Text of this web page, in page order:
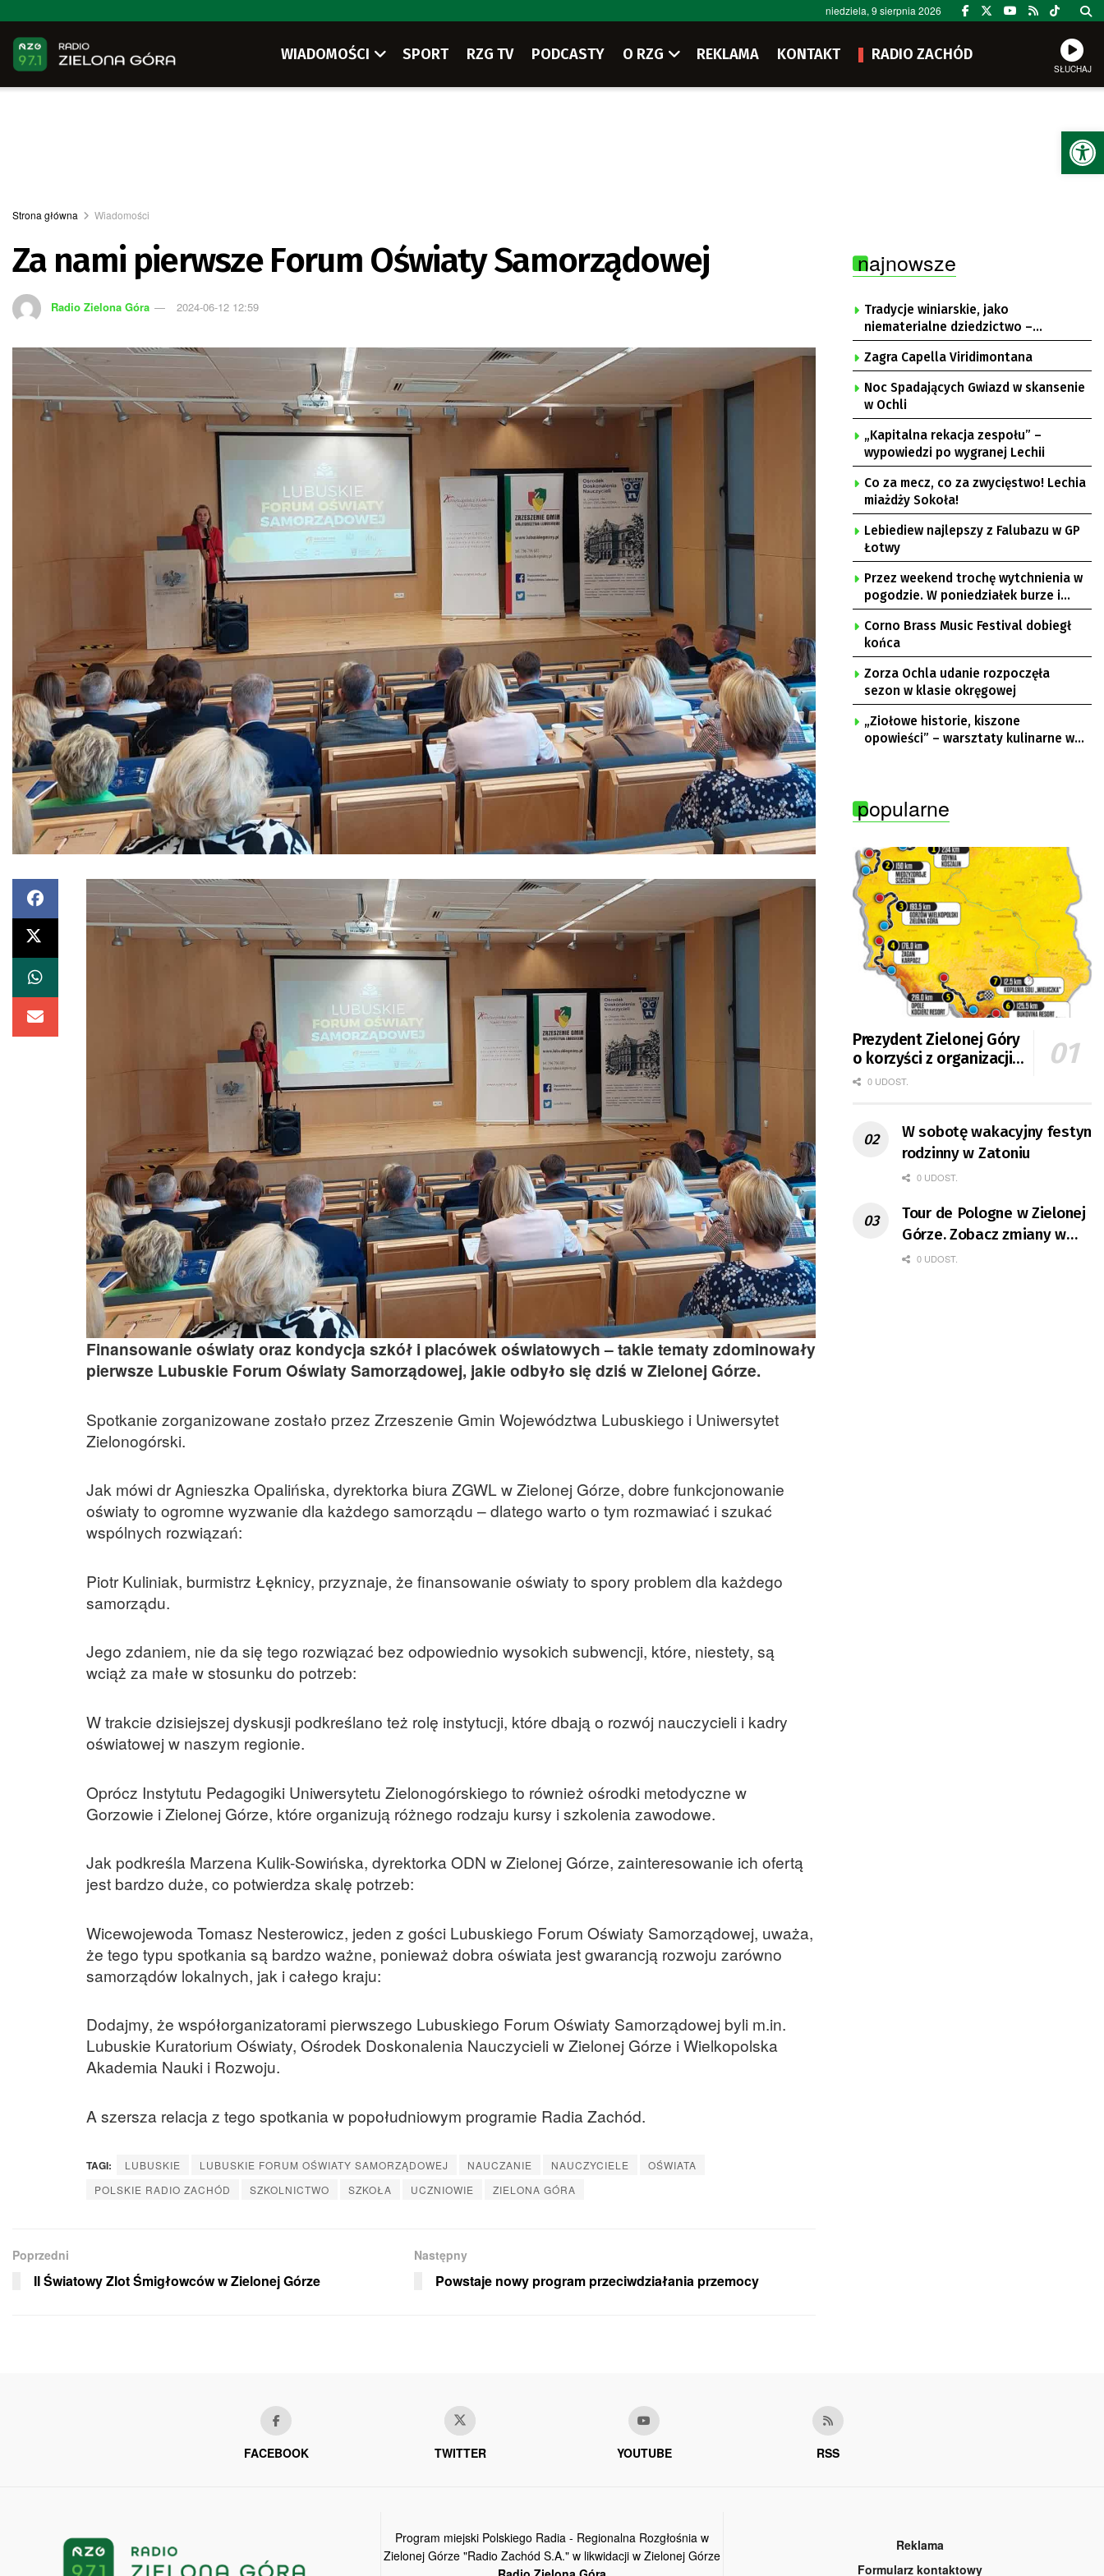
niedziela, 9 sierpnia 2026
WIADOMOŚCI SPORT RZG TV PODCASTY O RZG REKLAMA KONTAKT RADIO ZACHÓD
SŁUCHAJ
Strona główna Wiadomości
Za nami pierwsze Forum Oświaty Samorządowej
Radio Zielona Góra 2024-06-12 12:59
Finansowanie oświaty oraz kondycja szkół i placówek oświatowych – takie tematy zdominowały
pierwsze Lubuskie Forum Oświaty Samorządowej, jakie odbyło się dziś w Zielonej Górze.
Spotkanie zorganizowane zostało przez Zrzeszenie Gmin Województwa Lubuskiego i Uniwersytet
Zielonogórski.
Jak mówi dr Agnieszka Opalińska, dyrektorka biura ZGWL w Zielonej Górze, dobre funkcjonowanie
oświaty to ogromne wyzwanie dla każdego samorządu – dlatego warto o tym rozmawiać i szukać
wspólnych rozwiązań:
Piotr Kuliniak, burmistrz Łęknicy, przyznaje, że finansowanie oświaty to spory problem dla każdego
samorządu.
Jego zdaniem, nie da się tego rozwiązać bez odpowiednio wysokich subwencji, które, niestety, są
wciąż za małe w stosunku do potrzeb:
W trakcie dzisiejszej dyskusji podkreślano też rolę instytucji, które dbają o rozwój nauczycieli i kadry
oświatowej w naszym regionie.
Oprócz Instytutu Pedagogiki Uniwersytetu Zielonogórskiego to również ośrodki metodyczne w
Gorzowie i Zielonej Górze, które organizują różnego rodzaju kursy i szkolenia zawodowe.
Jak podkreśla Marzena Kulik-Sowińska, dyrektorka ODN w Zielonej Górze, zainteresowanie ich ofertą
jest bardzo duże, co potwierdza skalę potrzeb:
Wicewojewoda Tomasz Nesterowicz, jeden z gości Lubuskiego Forum Oświaty Samorządowej, uważa,
że tego typu spotkania są bardzo ważne, ponieważ dobra oświata jest gwarancją rozwoju zarówno
samorządów lokalnych, jak i całego kraju:
Dodajmy, że współorganizatorami pierwszego Lubuskiego Forum Oświaty Samorządowej byli m.in.
Lubuskie Kuratorium Oświaty, Ośrodek Doskonalenia Nauczycieli w Zielonej Górze i Wielkopolska
Akademia Nauki i Rozwoju.
A szersza relacja z tego spotkania w popołudniowym programie Radia Zachód.
TAGI: LUBUSKIE LUBUSKIE FORUM OŚWIATY SAMORZĄDOWEJ NAUCZANIE NAUCZYCIELE
OŚWIATA
POLSKIE RADIO ZACHÓD
SZKOLNICTWO SZKOŁA UCZNIOWIE ZIELONA GÓRA
Poprzedni
II Światowy Zlot Śmigłowców w Zielonej Górze
Następny
Powstaje nowy program przeciwdziałania przemocy
najnowsze
Tradycje winiarskie, jako
niematerialne dziedzictwo –
konsultacje i projekt
Zagra Capella Viridimontana
Noc Spadających Gwiazd w skansenie
w Ochli
„Kapitalna rekacja zespołu” –
wypowiedzi po wygranej Lechii
Co za mecz, co za zwycięstwo! Lechia
miażdży Sokoła!
Lebiediew najlepszy z Falubazu w GP
Łotwy
Przez weekend trochę wytchnienia w
pogodzie. W poniedziałek burze i
upał
Corno Brass Music Festival dobiegł
końca
Zorza Ochla udanie rozpoczęła
sezon w klasie okręgowej
„Ziołowe historie, kiszone
opowieści” – warsztaty kulinarne w
popularne
Prezydent Zielonej Góry
o korzyści z organizacji
mety Tour de Pologne
0 UDOST.
W sobotę wakacyjny festyn
rodzinny w Zatoniu
0 UDOST.
Tour de Pologne w Zielonej
Górze. Zobacz zmiany w
organizacji ruchu
0 UDOST.
FACEBOOK TWITTER YOUTUBE RSS
Program miejski Polskiego Radia - Regionalna Rozgłośnia w
Zielonej Górze "Radio Zachód S.A." w likwidacji w Zielonej Górze
Reklama
Formularz kontaktowy